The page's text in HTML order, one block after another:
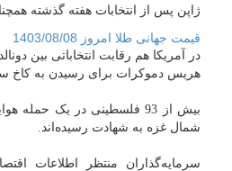
ژاپن پس از انتخابات هفته گذشته
قیمت جهانی طلا امروز 1403/08/08
در آمریکا هم رقابت انتخاباتی بین
هریس دموکرات برای رسیدن به کاخ
بیش از 93 فلسطینی در یک
شمال غزه به شهادت رسیده‌اند.
سرمایه‌گذاران منتظر اطلاعات